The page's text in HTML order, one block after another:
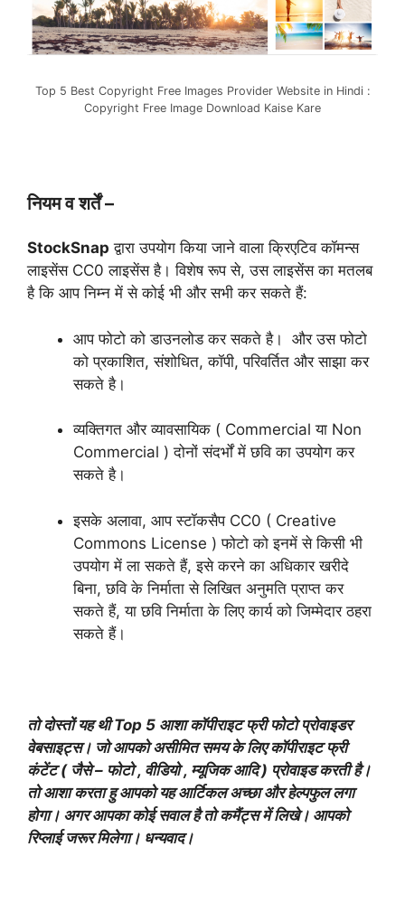
Top 5 Best Copyright Free Images Provider Website in Hindi :
Copyright Free Image Download Kaise Kare
नियम व शर्तें –
StockSnap द्वारा उपयोग किया जाने वाला क्रिएटिव कॉमन्स
लाइसेंस CC0 लाइसेंस है। विशेष रूप से, उस लाइसेंस का मतलब
है कि आप निम्न में से कोई भी और सभी कर सकते हैं:
आप फोटो को डाउनलोड कर सकते है। और उस फोटो
को प्रकाशित, संशोधित, कॉपी, परिवर्तित और साझा कर
सकते है।
व्यक्तिगत और व्यावसायिक ( Commercial या Non
Commercial ) दोनों संदर्भों में छवि का उपयोग कर
सकते है।
इसके अलावा, आप स्टॉकसैप CC0 ( Creative
Commons License ) फोटो को इनमें से किसी भी
उपयोग में ला सकते हैं, इसे करने का अधिकार खरीदे
बिना, छवि के निर्माता से लिखित अनुमति प्राप्त कर
सकते हैं, या छवि निर्माता के लिए कार्य को जिम्मेदार ठहरा
सकते हैं।
तो दोस्तों यह थी Top 5 आशा कॉपीराइट फ्री फोटो प्रोवाइडर
वेबसाइट्स। जो आपको असीमित समय के लिए कॉपीराइट फ्री
कंटेंट ( जैसे – फोटो , वीडियो , म्यूजिक आदि ) प्रोवाइड करती है।
तो आशा करता हु आपको यह आर्टिकल अच्छा और हेल्पफुल लगा
होगा। अगर आपका कोई सवाल है तो कमैंट्स में लिखे। आपको
रिप्लाई जरूर मिलेगा। धन्यवाद।